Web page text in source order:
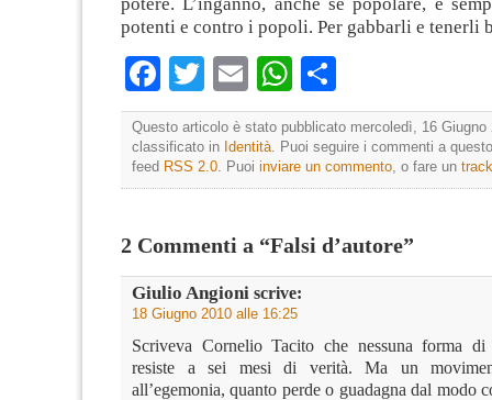
potenti e contro i popoli. Per gabbarli e tenerli
Facebook
TwitterEmailWhatsApp
Questo articolo è stato pubblicato mercoledì, 16 Giugno
classificato in Identità. Puoi seguire i commenti a
feed RSS 2.0. Puoi inviare un commento, o fare un
2 Commenti a “Falsi d’autore”
Giulio Angioni scrive:
18 Giugno 2010 alle 16:25
Scriveva Cornelio Tacito che nessuna forma
resiste a sei mesi di verità. Ma un
all’egemonia, quanto perde o guadagna dal modo